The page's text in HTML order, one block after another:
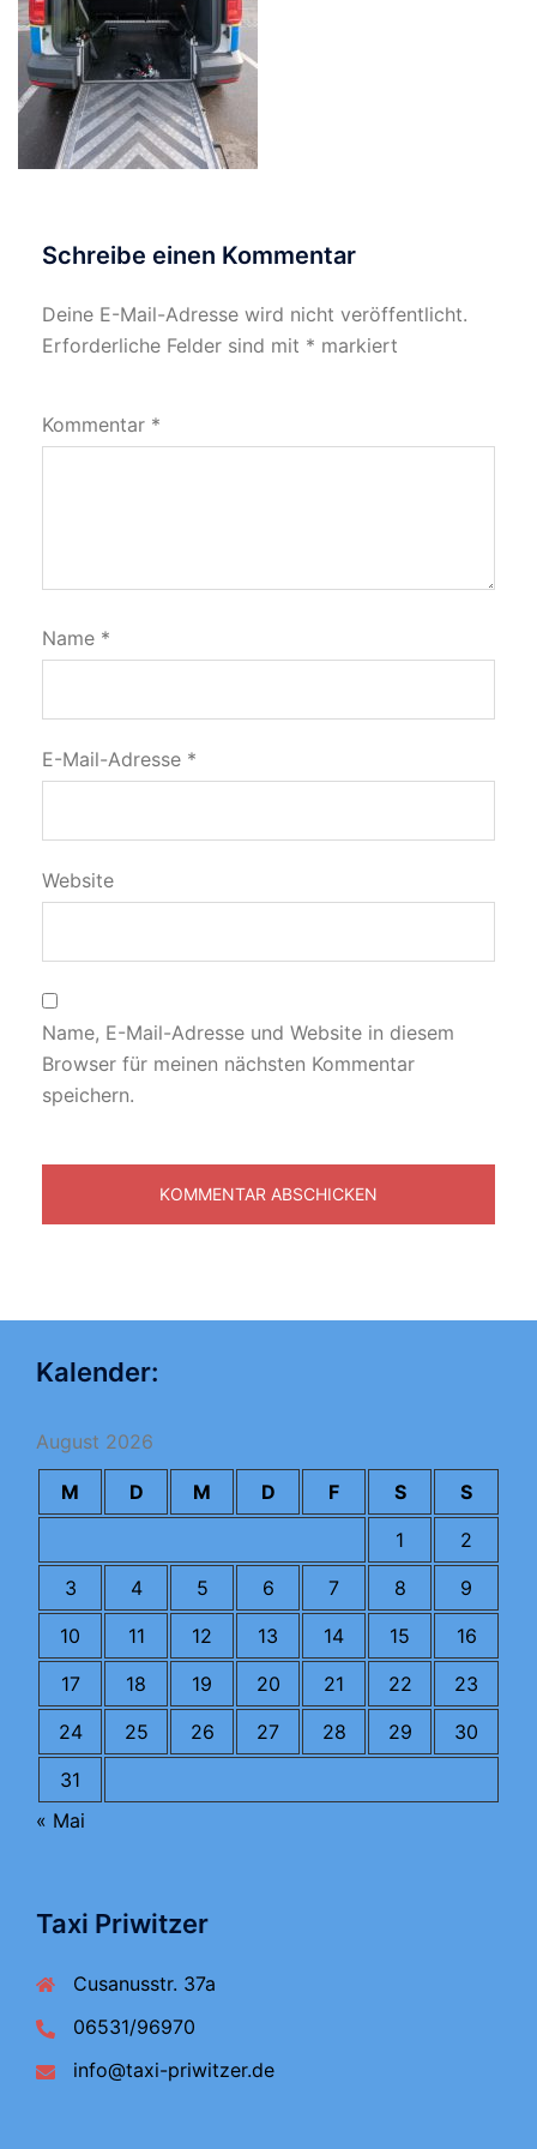
Schreibe einen Kommentar
Deine E-Mail-Adresse wird nicht veröffentlicht.
Erforderliche Felder sind mit * markiert
Kommentar *
Name *
E-Mail-Adresse *
Website
Name, E-Mail-Adresse und Website in diesem
Browser für meinen nächsten Kommentar
speichern.
Kalender:
August 2026
M D M D F S
S
1
2
3
4 5 6 7 8
9
10
11 12 13 14 15
16
17
18 19 20 21 22
23
24
25 26 27 28 29
30
31
« Mai
Taxi Priwitzer
Cusanusstr. 37a
06531/96970
info@taxi-priwitzer.de